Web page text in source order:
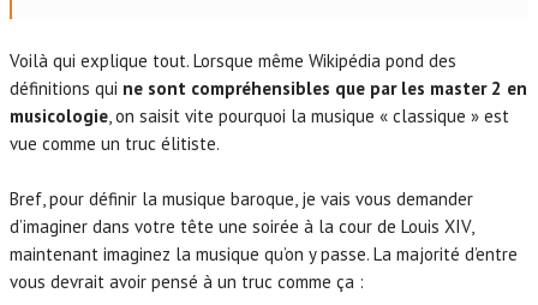
Voilà qui explique tout. Lorsque même Wikipédia pond des
définitions qui ne sont compréhensibles que par les master 2 en
musicologie, on saisit vite pourquoi la musique « classique » est
vue comme un truc élitiste.
Bref, pour définir la musique baroque, je vais vous demander
d’imaginer dans votre tête une soirée à la cour de Louis XIV,
maintenant imaginez la musique qu’on y passe. La majorité d’entre
vous devrait avoir pensé à un truc comme ça :